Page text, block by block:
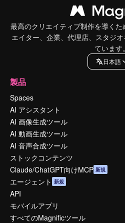
最高のクリエイティブ制作を導く
エイター、企業、代理店、スタジ
ています。
日本語
製品
Spaces
AI アシスタント
AI 画像生成ツール
AI 動画生成ツール
AI 音声合成ツール
ストックコンテンツ
Claude/ChatGPT向けMCP 新規
エージェント 新規
API
モバイルアプリ
すべてのMagnificツール